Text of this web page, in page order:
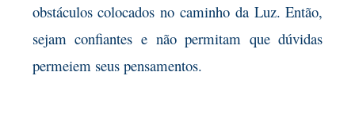
obstáculos colocados no caminho da Luz. Então,
sejam confiantes e não permitam que dúvidas
permeiem seus pensamentos.